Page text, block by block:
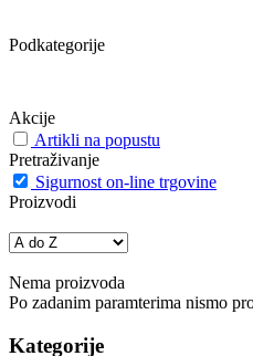
Podkategorije
Akcije
Artikli na popustu
Pretraživanje
Sigurnost on-line trgovine
Proizvodi
Nema proizvoda
Po zadanim paramterima nismo
Kategorije